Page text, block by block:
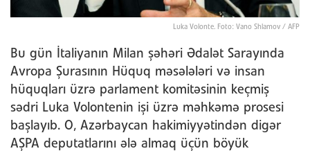
Luka Volonte. Foto: Vano Shlamov / AFP
Bu gün İtaliyanın Milan şəhəri Ədalət Sarayında
Avropa Şurasının Hüquq məsələləri və insan
hüquqları üzrə parlament komitəsinin keçmiş
sədri Luka Volontenin işi üzrə məhkəmə prosesi
başlayıb. O, Azərbaycan hakimiyyətindən digər
AŞPA deputatlarını ələ almaq üçün böyük